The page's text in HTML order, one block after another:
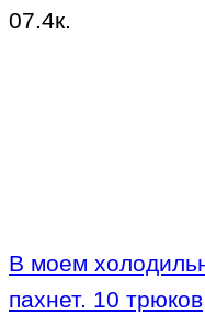
07.4к.
В моем
пахнет. 10